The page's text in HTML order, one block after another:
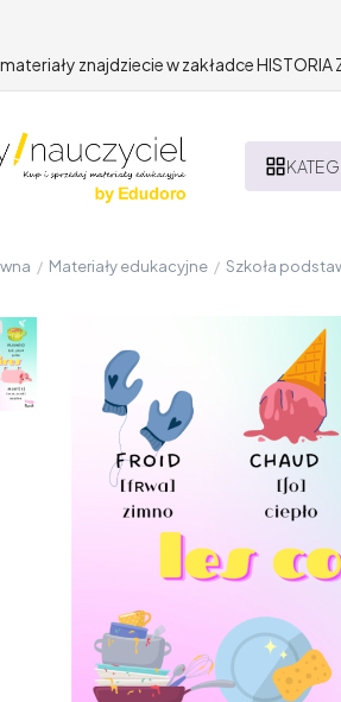
znajdziecie w zakładce
/ Materiały edukacyjne / Szkoła